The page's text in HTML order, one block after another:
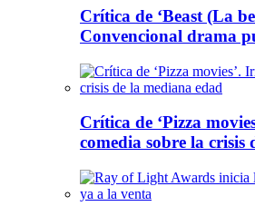
Crítica de ‘Beast (La
Convencional drama
Crítica de ‘Pizza
comedia sobre la crisis